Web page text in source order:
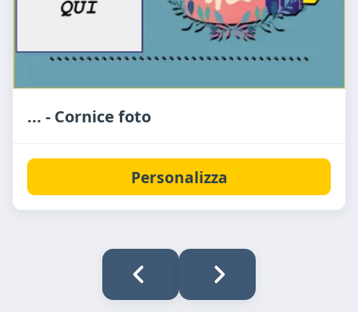
... - Cornice foto
Personalizza